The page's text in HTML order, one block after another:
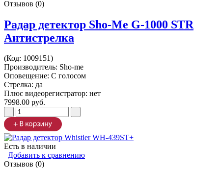
Отзывов (0)
Радар детектор Sho-Me G-1000 STR
Антистрелка
(Код: 1009151)
Производитель: Sho-me
Оповещение: С голосом
Стрелка: да
Плюс видеорегистратор: нет
7998.00 руб.
Есть в наличии
Добавить к сравнению
Отзывов (0)